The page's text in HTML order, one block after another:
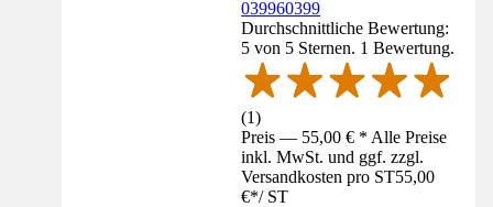
039960399
Durchschnittliche Bewertung:
5 von 5 Sternen. 1 Bewertung.
(1)
Preis — 55,00 € * Alle Preise
inkl. MwSt. und ggf. zzgl.
Versandkosten pro ST55,00
€*/ ST